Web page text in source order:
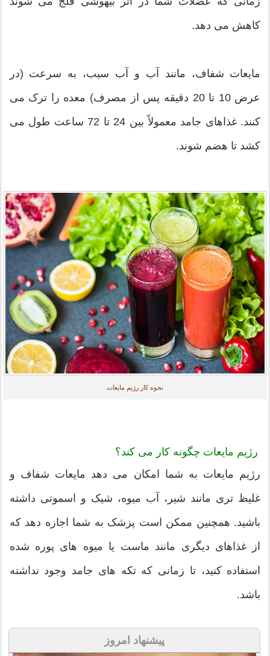
کاهش می دهد.
مایعات شفاف، مانند آب و آب سیب، به سرعت (در
عرض 10 تا 20 دقیقه پس از مصرف) معده را ترک می
کنند. غذاهای جامد معمولاً بین 24 تا 72 ساعت طول می
کشد تا هضم شوند.
نحوه کار رژیم مایعات
رژیم مایعات چگونه کار می کند؟
رژیم مایعات به شما امکان می دهد مایعات شفاف و
غلیظ تری مانند شیر، آب میوه، شیک و اسموتی داشته
باشید. همچنین ممکن است پزشک به شما اجازه دهد که
از غذاهای دیگری مانند ماست یا میوه های پوره شده
استفاده کنید، تا زمانی که تکه های جامد وجود نداشته
باشد.
پیشنهاد امروز